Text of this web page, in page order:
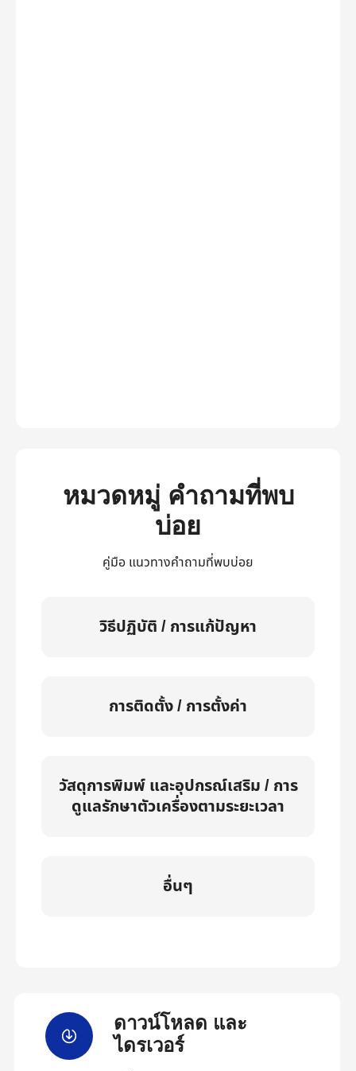
หมวดหมู่ คำถามที่พบ
บ่อย
คู่มือ แนวทางคำถามที่พบบ่อย
วิธีปฏิบัติ / การแก้ปัญหา
การติดตั้ง / การตั้งค่า
วัสดุการพิมพ์ และอุปกรณ์เสริม / การ
ดูแลรักษาตัวเครื่องตามระยะเวลา
อื่นๆ
ดาวน์โหลด และ
ไดรเวอร์